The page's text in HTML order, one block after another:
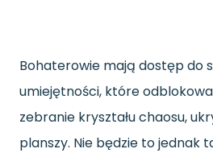
Bohaterowie mają dostęp do
umiejętności, które
zebranie kryształu chaosu,
planszy. Nie będzie to jednak